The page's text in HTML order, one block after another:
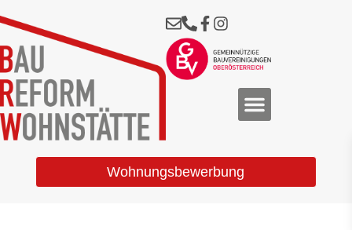
Wohnungsbewerbung